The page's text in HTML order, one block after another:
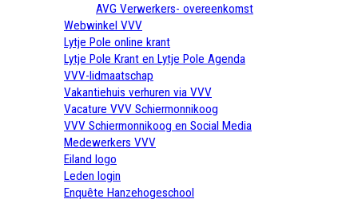
AVG Verwerkers- overeenkomst
Webwinkel VVV
Lytje Pole online krant
Lytje Pole Krant en Lytje Pole Agenda
VVV-lidmaatschap
Vakantiehuis verhuren via VVV
Vacature VVV Schiermonnikoog
VVV Schiermonnikoog en Social Media
Medewerkers VVV
Eiland logo
Leden login
Enquête Hanzehogeschool